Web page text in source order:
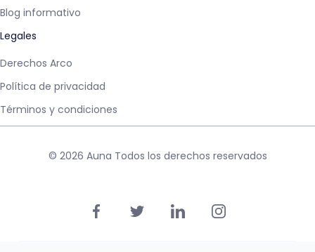
Blog informativo
Legales
Derechos Arco
Política de privacidad
Términos y condiciones
© 2026 Auna Todos los derechos reservados